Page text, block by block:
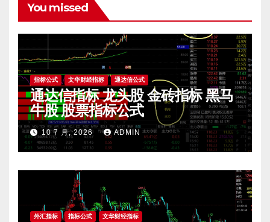
You missed
指标公式 文华财经指标 通达信公式
通达信指标 龙头股 金砖指标 黑马
牛股 股票指标公式
10 7 月, 2026 ADMIN
外汇指标 指标公式 文华财经指标